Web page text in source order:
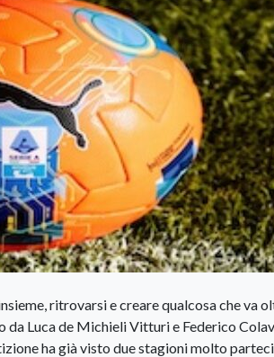
ritrovarsi e creare qualcosa che va
da Luca de Michieli Vitturi e Federico
ha già visto due stagioni molto